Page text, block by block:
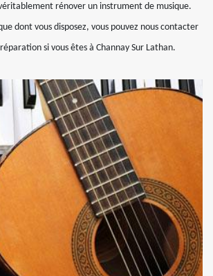
rénover un instrument de musique.
dont vous disposez, vous pouvez nous contacter
si vous êtes à Channay Sur Lathan.